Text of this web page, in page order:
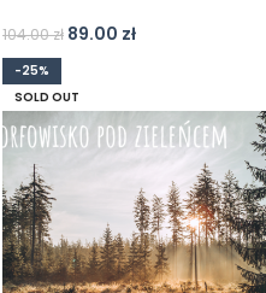
104.00zł 89.00 zł
-25%
SOLD OUT